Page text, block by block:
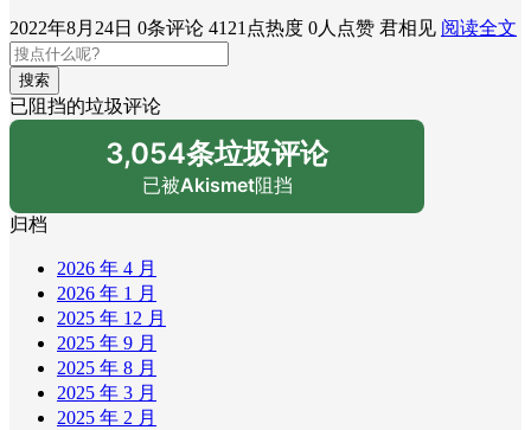
2022年8月24日 0条评论 4121点热度 0人点赞 君相见 阅读全文
搜索
已阻挡的垃圾评论
3,054条垃圾评论
已被Akismet阻挡
归档
2026 年 4 月
2026 年 1 月
2025 年 12 月
2025 年 9 月
2025 年 8 月
2025 年 3 月
2025 年 2 月